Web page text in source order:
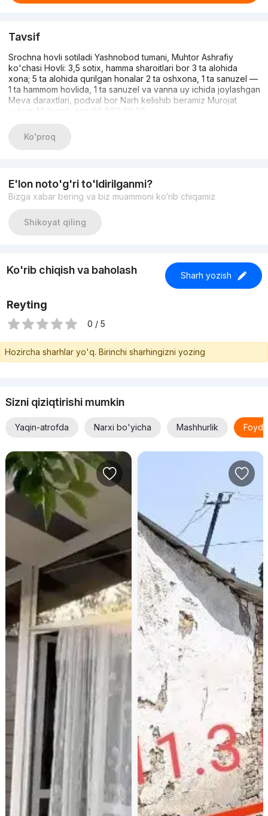
Tavsif
Srochna hovli sotiladi Yashnobod tumani, Muhtor Ashrafiy
ko'chasi Hovli: 3,5 sotix, hamma sharoitlari bor 3 ta alohida
xona; 5 ta alohida qurilgan honalar 2 ta oshxona, 1 ta sanuzel —
1 ta hammom hovlida, 1 ta sanuzel va vanna uy ichida joylashgan
Meva daraxtlari, podval bor Narh kelishib beramiz Murojat
uchun: Muborak ona 99 993 69 52
Ko'proq
E'lon noto'g'ri to'ldirilganmi?
Bizga xabar bering va biz muammoni ko‘rib chiqamiz
Shikoyat qiling
Ko'rib chiqish va baholash Sharh yozish
Reyting
0 / 5
Hozircha sharhlar yo'q. Birinchi sharhingizni yozing
Sizni qiziqtirishi mumkin
Yaqin-atrofda Narxi bo'yicha Mashhurlik